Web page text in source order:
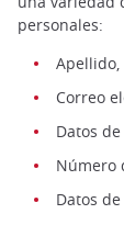
personales:
Correo
Datos
Número
Datos